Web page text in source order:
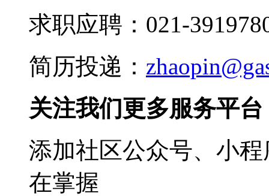
求职应聘：021-
简历投递：
关注我们更多服务平台
添加社区公众号、小
在掌握